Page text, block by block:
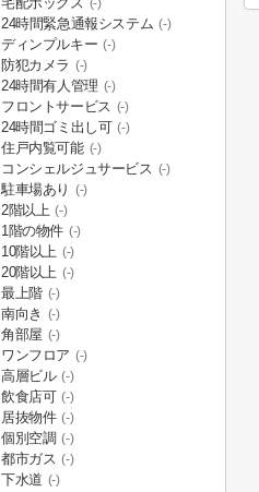
(-)
24時間緊急通報システム (-)
ディンプルキー (-)
防犯カメラ (-)
24時間有人管理 (-)
フロントサービス (-)
24時間ゴミ出し可 (-)
住戸内覧可能 (-)
コンシェルジュサービス (-)
駐車場あり (-)
2階以上 (-)
1階の物件 (-)
10階以上 (-)
20階以上 (-)
最上階 (-)
南向き (-)
角部屋 (-)
ワンフロア (-)
高層ビル (-)
飲食店可 (-)
居抜物件 (-)
個別空調 (-)
都市ガス (-)
下水道 (-)